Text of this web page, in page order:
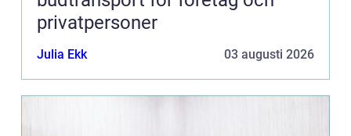
privatpersoner
Julia Ekk 03 augusti 2026